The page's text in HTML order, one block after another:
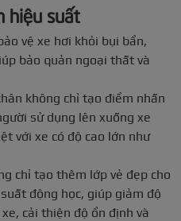
hiệu suất
vệ xe hơi khỏi bụi bẩn,
bảo quản ngoại thất và
không chỉ tạo điểm nhấn
sử dụng lên xuống xe
với xe có độ cao lớn như
chỉ tạo thêm lớp vẻ đẹp cho
động học, giúp giảm độ
cải thiện độ ổn định và